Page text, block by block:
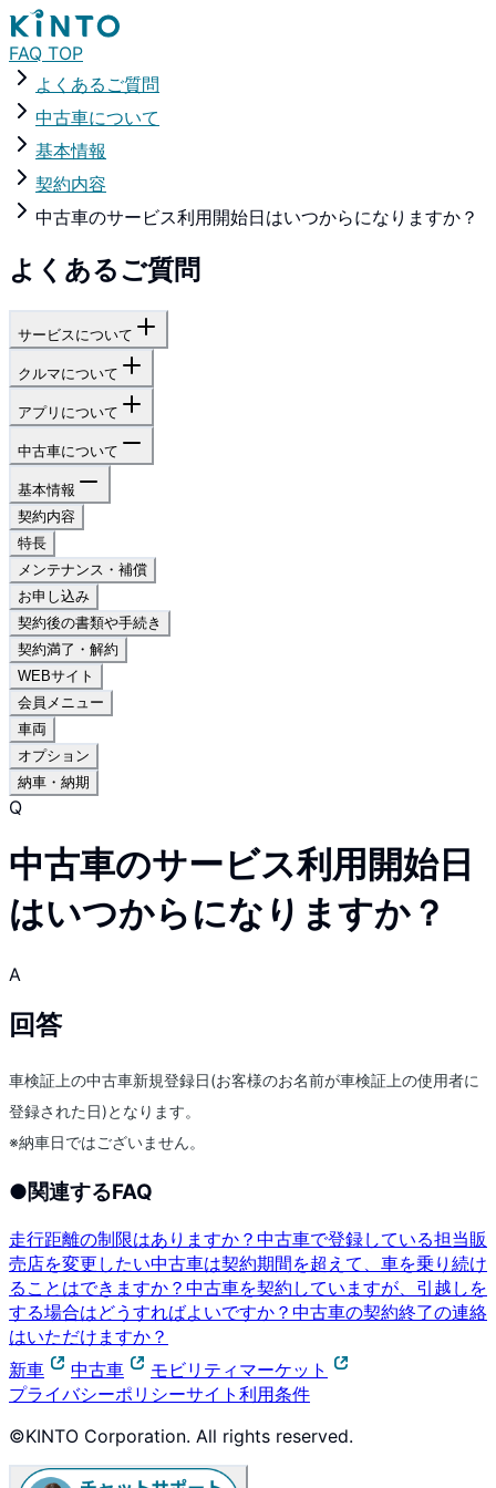
FAQ TOP
よくあるご質問
中古車について
基本情報
契約内容
中古車のサービス利用開始日はいつからになりますか？
よくあるご質問
サービスについて
クルマについて
アプリについて
中古車について
基本情報
契約内容
特長
メンテナンス・補償
お申し込み
契約後の書類や手続き
契約満了・解約
WEBサイト
会員メニュー
車両
オプション
納車・納期
Q
中古車のサービス利用開始日
はいつからになりますか？
A
回答
車検証上の中古車新規登録日(お客様のお名前が車検証上の使用者に
登録された日)となります。
※納車日ではございません。
●関連するFAQ
走行距離の制限はありますか？ 中古車で登録している担当販
売店を変更したい中古車は契約期間を超えて、車を乗り続け
ることはできますか？ 中古車を契約していますが、引越しを
する場合はどうすればよいですか？ 中古車の契約終了の連絡
はいただけますか？
新車
中古車
モビリティマーケット
プライバシーポリシーサイト利用条件
©KINTO Corporation. All rights reserved.